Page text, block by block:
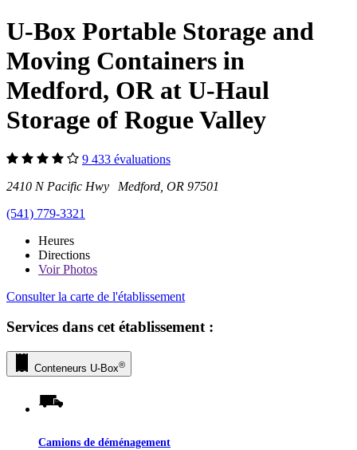
U-Box Portable Storage and
Moving Containers in
Medford, OR at U-Haul
Storage of Rogue Valley
9 433 évaluations
2410 N Pacific Hwy Medford, OR 97501
(541) 779-3321
Heures
Directions
VoirPhotos
Consulter la carte de l'établissement
Services dans cet établissement :
Conteneurs U-Box®
Camions de déménagement